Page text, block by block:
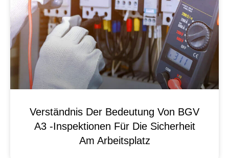
Verständnis Der Bedeutung Von BGV
A3 -Inspektionen Für Die Sicherheit
Am Arbeitsplatz